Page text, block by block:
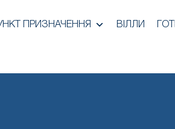
ПРИЗНАЧЕННЯ ВІЛЛИ